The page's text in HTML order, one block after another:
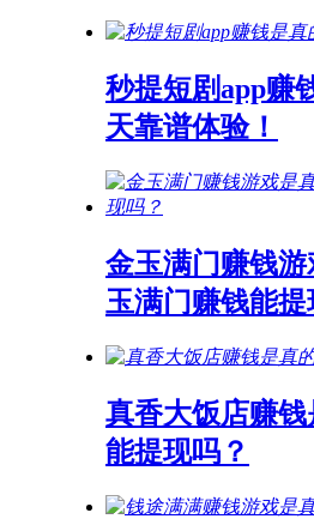
秒提短剧app赚
天靠谱体验！
金玉满门赚钱
玉满门赚钱能提
真香大饭店赚钱
能提现吗？